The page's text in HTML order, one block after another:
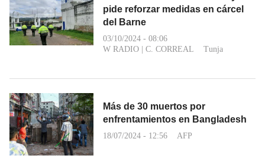
pide reforzar medidas en cárcel
del Barne
03/10/2024 - 08:06
W RADIO | C. CORREAL Tunja
Más de 30 muertos por
enfrentamientos en Bangladesh
18/07/2024 - 12:56 AFP